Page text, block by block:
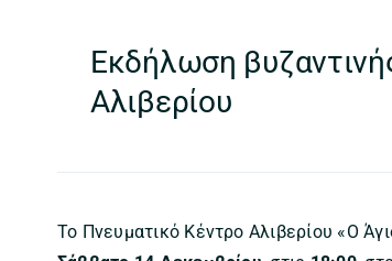
Εκδήλωση
Αλιβερίου
Το Πνευματικό Κέντρο Αλιβερίου «Ο